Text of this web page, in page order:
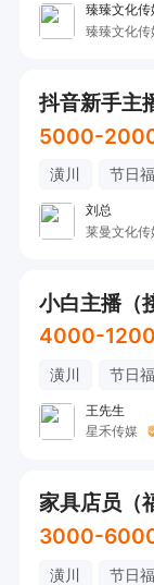
臻臻文化传
臻臻文化传
5000-
潢川 节日
刘总
莱曼文化传
小白主播（
4000-
潢川 节日
王先生
星禾传媒
家具店员（
3000-
潢川 节日